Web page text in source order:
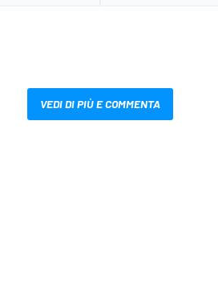
VEDI DI PIÙ E COMMENTA